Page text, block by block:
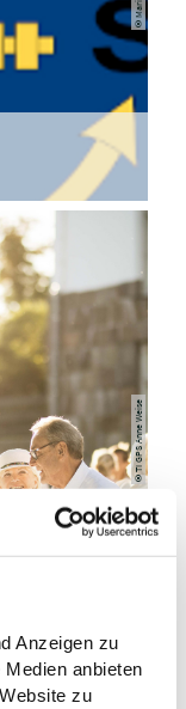
Anzeigen zu
anbieten
zu
©
TI GPS Anne Weise